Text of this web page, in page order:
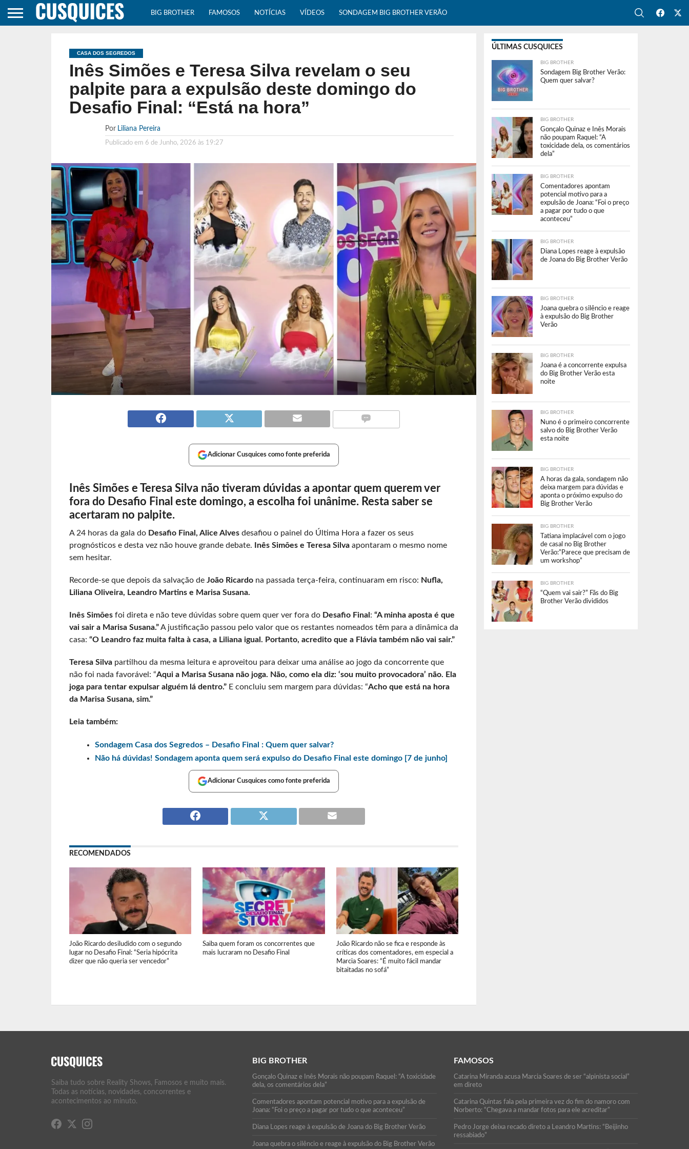
BIG BROTHER FAMOSOS NOTÍCIAS VÍDEOS SONDAGEM BIG BROTHER VERÃO
CASA DOS SEGREDOS
Inês Simões e Teresa Silva revelam o seu
palpite para a expulsão deste domingo do
Desafio Final: “Está na hora”
Por Liliana Pereira
Publicado em 6 de Junho, 2026 às 19:27
Adicionar Cusquices como fonte preferida
Inês Simões e Teresa Silva não tiveram dúvidas a apontar quem querem ver
fora do Desafio Final este domingo, a escolha foi unânime. Resta saber se
acertaram no palpite.
A 24 horas da gala do Desafio Final, Alice Alvesdesafiou o painel do Última Hora a fazer os seus
prognósticos e desta vez não houve grande debate.
Inês Simões e Teresa Silvaapontaram o mesmo nome
sem hesitar.
Recorde-se que depois da salvação de João Ricardona passada terça-feira, continuaram em risco: Nufla,
Liliana Oliveira, Leandro Martins e Marisa Susana.
Inês Simõesfoi direta e não teve dúvidas sobre quem quer ver fora do Desafio Final : “A minha aposta é que
vai sair a Marisa Susana.”A justificação passou pelo valor que os restantes nomeados têm para a dinâmica da
casa: “O Leandro faz muita falta à casa, a Liliana igual. Portanto, acredito que a Flávia também não vai sair.”
Teresa Silva partilhou da mesma leitura e aproveitou para deixar uma análise ao jogo da concorrente que
não foi nada favorável: “Aqui a Marisa Susana não joga. Não, como ela diz: ‘sou muito provocadora’ não. Ela
joga para tentar expulsar alguém lá dentro.”E concluiu sem margem para dúvidas: “Acho que está na hora
da Marisa Susana, sim.”
Leia também:
Sondagem Casa dos Segredos – Desafio Final : Quem quer salvar?
Não há dúvidas! Sondagem aponta quem será expulso do Desafio Final este domingo [7 de junho]
Adicionar Cusquices como fonte preferida
RECOMENDADOS
João Ricardo desiludido com o segundo
lugar no Desafio Final: “Seria hipócrita
dizer que não queria ser vencedor”
Saiba quem foram os concorrentes que
mais lucraram no Desafio Final
João Ricardo não se fica e responde às
críticas dos comentadores, em especial a
Marcia Soares: “É muito fácil mandar
bitaitadas no sofá”
ÚLTIMAS CUSQUICES
BIG BROTHER
Sondagem Big Brother Verão:
Quem quer salvar?
BIG BROTHER
Gonçalo Quinaz e Inês Morais
não poupam Raquel: “A
toxicidade dela, os comentários
dela”
BIG BROTHER
Comentadores apontam
potencial motivo para a
expulsão de Joana: “Foi o preço
a pagar por tudo o que
aconteceu”
BIG BROTHER
Diana Lopes reage à expulsão
de Joana do Big Brother Verão
BIG BROTHER
Joana quebra o silêncio e reage
à expulsão do Big Brother
Verão
BIG BROTHER
Joana é a concorrente expulsa
do Big Brother Verão esta
noite
BIG BROTHER
Nuno é o primeiro concorrente
salvo do Big Brother Verão
esta noite
BIG BROTHER
A horas da gala, sondagem não
deixa margem para dúvidas e
aponta o próximo expulso do
Big Brother Verão
BIG BROTHER
Tatiana implacável com o jogo
de casal no Big Brother
Verão:”Parece que precisam de
um workshop”
BIG BROTHER
“Quem vai sair?” Fãs do Big
Brother Verão divididos
Saiba tudo sobre Reality Shows, Famosos e muito mais.
Todas as notícias, novidades, concorrentes e
acontecimentos ao minuto.
BIG BROTHER
Gonçalo Quinaz e Inês Morais não poupam Raquel: “A toxicidade
dela, os comentários dela”
Comentadores apontam potencial motivo para a expulsão de
Joana: “Foi o preço a pagar por tudo o que aconteceu”
Diana Lopes reage à expulsão de Joana do Big Brother Verão
Joana quebra o silêncio e reage à expulsão do Big Brother Verão
FAMOSOS
Catarina Miranda acusa Marcia Soares de ser “alpinista social”
em direto
Catarina Quintas fala pela primeira vez do fim do namoro com
Norberto: “Chegava a mandar fotos para ele acreditar”
Pedro Jorge deixa recado direto a Leandro Martins: “Beijinho
ressabiado”